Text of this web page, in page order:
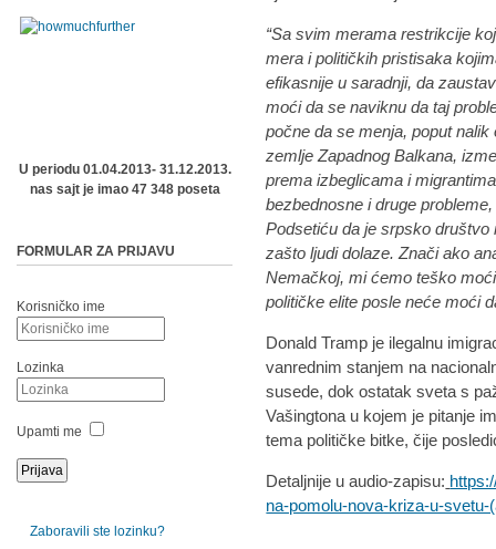
“Sa svim merama restrikcije
mera i političkih pristisaka
efikasnije u saradnji, da
moći da se naviknu da taj
počne da se menja, poput
zemlje Zapadnog Balkana,
prema izbeglicama i
bezbednosne i druge
Podsetiću da je srpsko
zašto ljudi dolaze. Znači ako
Nemačkoj, mi ćemo teško
političke elite posle neće moći
Donald Tramp je ilegalnu
vanrednim stanjem na
susede, dok ostatak sveta s
Vašingtona u kojem je pitanje
tema političke bitke, čije
Detaljnije u audio-zapisu:
na-pomolu-nova-kriza-u-svetu-
U periodu 01.04.2013- 31.12.2013.
nas sajt je imao 47 348 poseta
FORMULAR ZA PRIJAVU
Korisničko ime
Lozinka
Upamti me
Zaboravili ste lozinku?